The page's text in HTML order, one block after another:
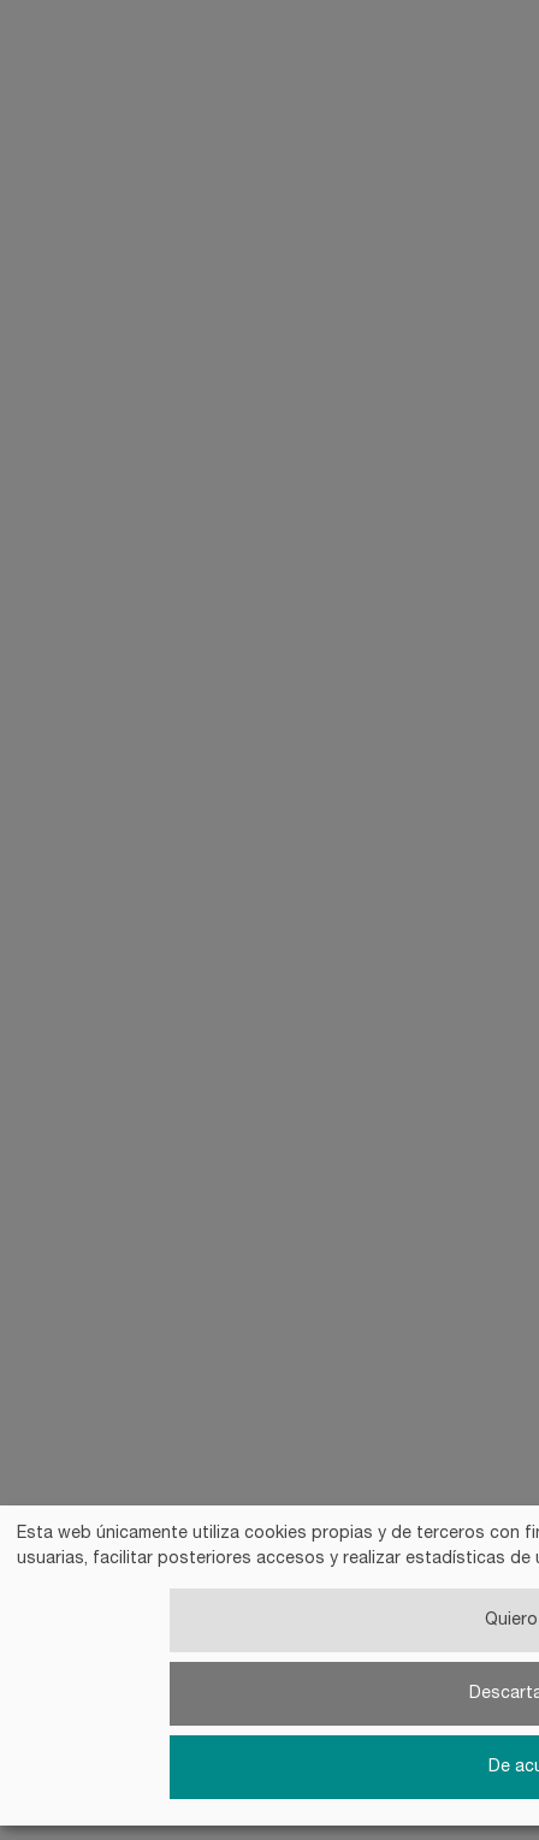
Esta web únicamente utiliza cookies propias y de terceros con
usuarias, facilitar posteriores accesos y realizar estadísticas
De